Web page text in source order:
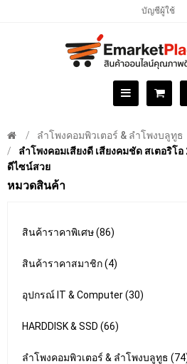
บัญชีผู้ใช้
ลำโพงคอมพิวเตอร์ & ลำโพงบลูทูธ
ลำโพงคอมเสียงดี เสียงคมชัด สเตอริโอ
ดีไซน์สวย
หมวดสินค้า
สินค้าราคาพิเศษ (86)
สินค้าราคาสมาชิก (4)
อุปกรณ์ IT & Computer (30)
HARDDISK & SSD (66)
ลำโพงคอมพิวเตอร์ & ลำโพงบลูทูธ